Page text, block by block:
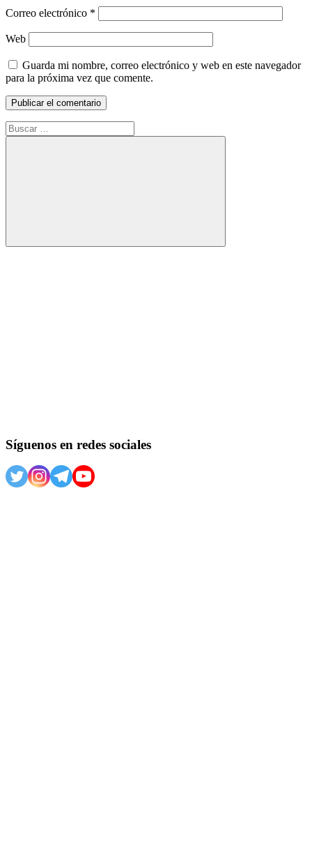
Correo electrónico *
Web
Guarda mi nombre, correo electrónico y web en este navegador
para la próxima vez que comente.
Buscar:
Buscar
Síguenos en redes sociales